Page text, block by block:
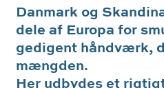
Danmark og
dele af Europa for
gedigent håndværk,
mængden.
Her udbydes et